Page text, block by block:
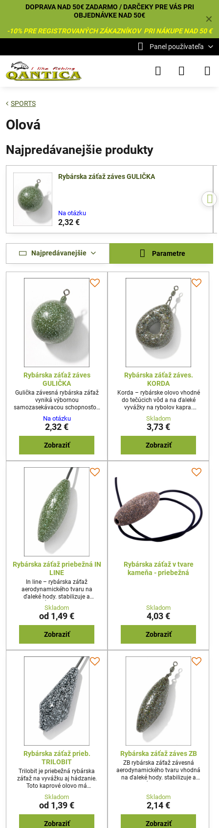
✕
DOPRAVA NAD 50€ ZADARMO / DARČEKY PRE VÁS PRI
OBJEDNÁVKE NAD 50€
-10% PRE REGISTROVANÝCH ZÁKAZNÍKOV PRI NÁKUPE NAD 50 €
Panel používateľa
SPORTS
Olová
Najpredávanejšie produkty
Rybárska záťaž záves GULIČKA
Na otázku
2,32 €
Najpredávanejšie Parametre
Rybárska záťaž záves
GULIČKA
Gulička závesná rybárska záťaž
vyniká výbornou
samozasekávacou schopnosťou
vďaka jej stredovému ťažisku.
Patrí medzi najefektívnejšie
záťaže pri použití pre: kaprarske
boilie montáže Helikoptéra“ .
Vhodná na nahadzovanie aj na
Na otázku
2,32 €
Zobraziť
Rybárska záťaž záves.
KORDA
Korda – rybárske olovo vhodné
do tečúcich vôd a na ďaleké
vyvážky na rybolov kapra.
Rybárska záťaž vďaka
stredovému otvoru rýchlo klesá
ku dnu na ktorom sa vďaka
obvodovým tŕňom výborne
ukotví. Kladie malý odpor -
vzdialeno
Skladom
3,73 €
Zobraziť
Rybárska záťaž priebežná IN
LINE
In line – rybárska záťaž
aerodynamického tvaru na
ďaleké hody. stabilizuje a
predlžuje dĺžku letu, ideálne pre
lov kapra na boilies medzi
rastlinami a rôznymi nečistotami
na dne. Dostatočne dlhá bužírka -
kaprárske montáže sa
Skladom
od 1,49 €
Zobraziť
Rybárska záťaž v tvare
kameňa - priebežná
Skladom
4,03 €
Zobraziť
Rybárska záťaž prieb.
TRILOBIT
Trilobit je priebežná rybárska
záťaž na vyvážku aj hádzanie.
Toto kaprové olovo má
trojhranný tvar s rovnou plochou
a krídelkom naproti. Trilobit je
vyrobený tak, aby sa po zábere
ryby zdvihol z dna a pri zdolávaní
kapra míňal prekážky.
Skladom
od 1,39 €
Zobraziť
Rybárska záťaž záves ZB
ZB rybárska záťaž závesná
aerodynamického tvaru vhodná
na ďaleké hody. stabilizuje a
rastlinami a rôznymi nečistotami
na dne Výborná pri love na silne
zabahnených vodách.
Skladom
2,14 €
Zobraziť